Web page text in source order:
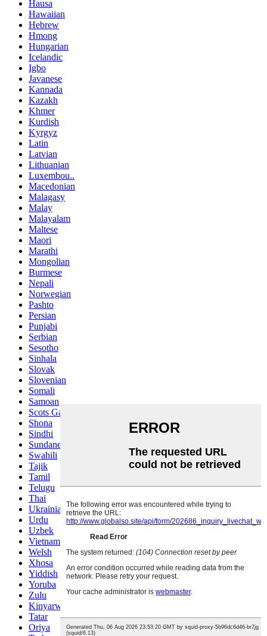
Hausa
Hawaiian
Hebrew
Hmong
Hungarian
Icelandic
Igbo
Javanese
Kannada
Kazakh
Khmer
Kurdish
Kyrgyz
Latin
Latvian
Lithuanian
Luxembou..
Macedonian
Malagasy
Malay
Malayalam
Maltese
Maori
Marathi
Mongolian
Burmese
Nepali
Norwegian
Pashto
Persian
Punjabi
Serbian
Sesotho
Sinhala
Slovak
Slovenian
Somali
Samoan
Scots Gaelic
Shona
Sindhi
Sundanese
Swahili
Tajik
Tamil
Telugu
Thai
Ukrainian
Urdu
Uzbek
Vietnamese
Welsh
Xhosa
Yiddish
Yoruba
Zulu
Kinyarwanda
Tatar
Oriya